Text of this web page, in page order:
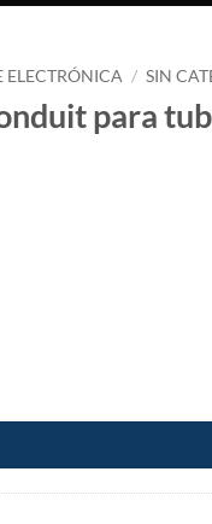
ELECTRÓNICA / SIN
para